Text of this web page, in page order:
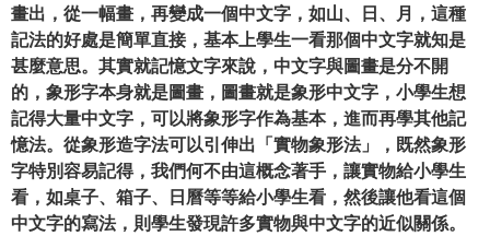
畫出，從一幅畫，再變成一個中文字，如山、日、月，這種
記法的好處是簡單直接，基本上學生一看那個中文字就知是
甚麼意思。其實就記憶文字來說， 中文字與圖畫是分不開
的，象形字本身就是圖畫，圖畫就是象形中文字，小學生想
記得大量中文字，可以將象形字作為基本，進而再學其他記
憶法。從象形造字法可以引伸出「實物象形法」，既然象形
字特別容易記得，我們何不由這概念著手，讓實物給小學生
看，如桌子、箱子、日曆等等給小學生看，然後讓他看這個
中文字的寫法，則學生發現許多實物與中文字的近似關係。